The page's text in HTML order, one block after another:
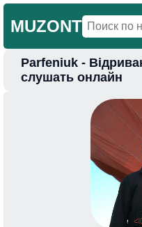
MUZONT
Главная
Parfeniuk -
слушать онлайн